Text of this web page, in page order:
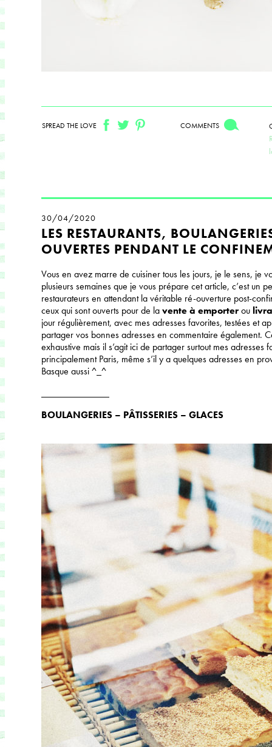
SPREAD THE LOVE COMMENTS
30/04/2020
LES RESTAURANTS,
OUVERTES PENDANT LE
Vous en avez marre de cuisiner tous les jours, je le sens, je
plusieurs semaines que je vous prépare cet article, c’est un
restaurateurs en attendant la véritable ré-ouverture post-
ceux qui sont ouverts pour de lavente à emporterou
jour régulièrement, avec mes adresses favorites, testées et
partager vos bonnes adresses en commentaire également.
exhaustive mais il s’agit ici de partager surtout mes adresses
principalement Paris, même s’il y a quelques adresses en
Basque aussi ^_^
BOULANGERIES – PÂTISSERIES – GLACES